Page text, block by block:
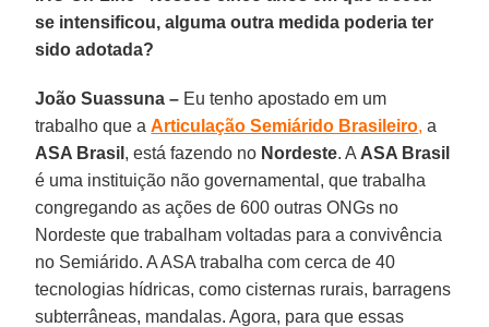
se intensificou, alguma outra medida poderia ter
sido adotada?
João Suassuna – Eu tenho apostado em um
trabalho que aArticulação Semiárido Brasileiro, a
ASA Brasil , está fazendo no Nordeste. A ASA Brasil
é uma instituição não governamental, que trabalha
congregando as ações de 600 outras ONGs no
Nordeste que trabalham voltadas para a convivência
no Semiárido. A ASA trabalha com cerca de 40
tecnologias hídricas, como cisternas rurais, barragens
subterrâneas, mandalas. Agora, para que essas